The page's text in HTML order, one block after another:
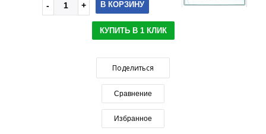
В КОРЗИНУ
КУПИТЬ В 1 КЛИК
Поделиться
Сравнение
Избранное